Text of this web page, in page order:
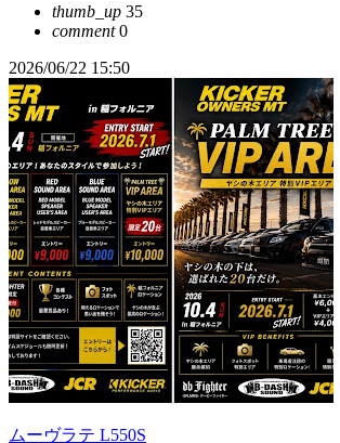
thumb_up 35
comment0
2026/06/22 15:50
ムーヴラテ L550S